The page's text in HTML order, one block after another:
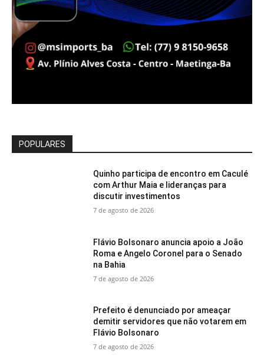
POPULARES
Quinho participa de encontro em Caculé
com Arthur Maia e lideranças para
discutir investimentos
7 de agosto de 2026
Flávio Bolsonaro anuncia apoio a João
Roma e Angelo Coronel para o Senado
na Bahia
7 de agosto de 2026
Prefeito é denunciado por ameaçar
demitir servidores que não votarem em
Flávio Bolsonaro
7 de agosto de 2026